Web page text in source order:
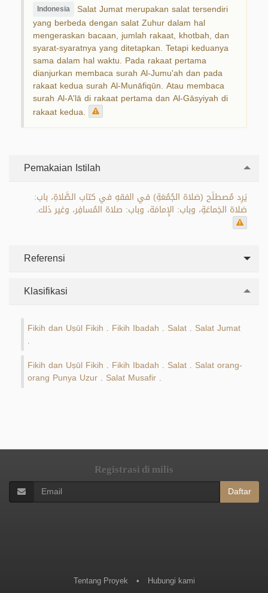
Indonesia Salat Jumat merupakan salat tersendiri
yang berbeda dengan salat Zuhur dalam hal
mengeraskan bacaan, jumlah rakaat, khotbah, dan
syarat-syaratnya yang ditetapkan. Tetapi keduanya
sama dalam hal waktu. Pada rakaat pertama
dianjurkan membaca surah Al-Jumu'ah dan pada
rakaat kedua surah Al-Munāfiqūn. Atau membaca
surah Al-A'lā di rakaat pertama dan Al-Gāsyiyah di
rakaat kedua.
Pemakaian Istilah
يَرِد مُصطلَح (صَلاة الجُمُعَةِ) في الفقهِ في كتاب الصَّلاةِ، باب:
صَلاة الجَماعَةِ، وباب: الإِمامَة، وباب: صلاة المُسافِر، وغير ذلك.
Referensi
Klasifikasi
Fikih dan Uṣūl Fikih Fikih Ibadah Salat Salat Jumat
Fikih dan Uṣūl Fikih Fikih Ibadah Salat Salat orang-
orang Punya Uzur Salat Musafir
Registrasi di milis
Daftar
Tentang Proyek • Hubungi kami